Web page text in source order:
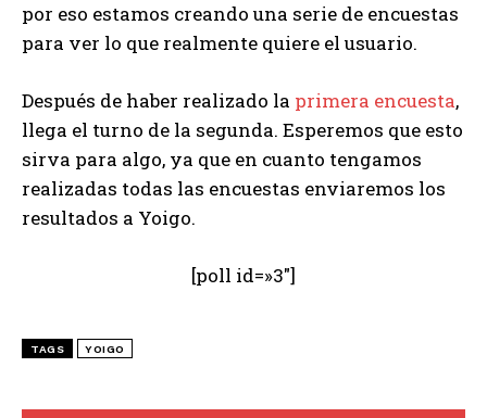
por eso estamos creando una serie de encuestas
para ver lo que realmente quiere el usuario.
Después de haber realizado la primera encuesta,
llega el turno de la segunda. Esperemos que esto
sirva para algo, ya que en cuanto tengamos
realizadas todas las encuestas enviaremos los
resultados a Yoigo.
[poll id=»3″]
TAGS YOIGO